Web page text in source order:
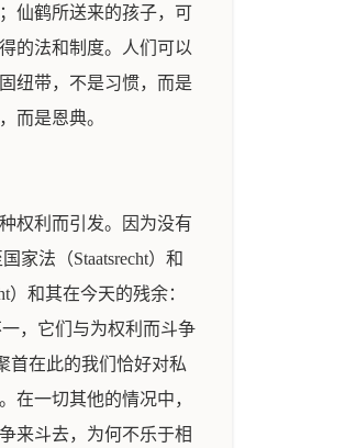
仙鹤所送来的孩子，可
的法和制度。人们可以
纽带，不是习惯，而是
而是恩典。
权利而引发。因为没有
家法（Staatsrecht）和
）和其在今天的残余：
，它们与为权利而斗争
首在此的我们恰好对私
在一切其他的情况中，
来斗去，为何不乐于相